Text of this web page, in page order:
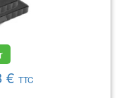
€ TTC